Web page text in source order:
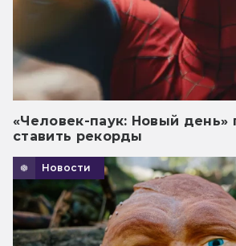
«Человек-паук: Новый
ставить рекорды
Новости